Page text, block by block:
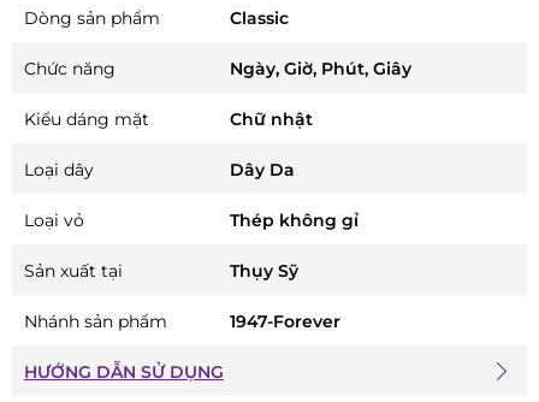
Dòng sản phẩm Classic
Chức năng Ngày, Giờ, Phút, Giây
Kiểu dáng mặt Chữ nhật
Loại dây Dây Da
Loại vỏ Thép không gỉ
Sản xuất tại Thụy Sỹ
Nhánh sản phẩm 1947-Forever
HƯỚNG DẪN SỬ DỤNG